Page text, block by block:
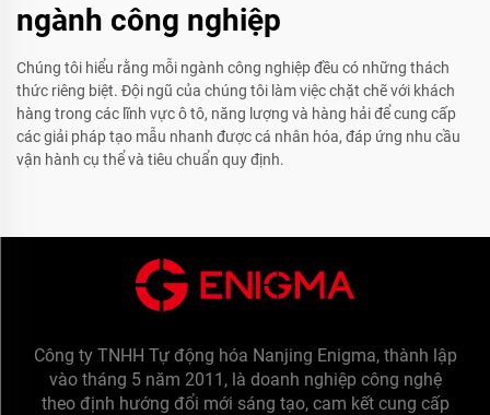
ngành công nghiệp
Chúng tôi hiểu rằng mỗi ngành công nghiệp đều có những thách
thức riêng biệt. Đội ngũ của chúng tôi làm việc chặt chẽ với khách
hàng trong các lĩnh vực ô tô, năng lượng và hàng hải để cung cấp
các giải pháp tạo mẫu nhanh được cá nhân hóa, đáp ứng nhu cầu
vận hành cụ thể và tiêu chuẩn quy định.
Công ty TNHH Tự động hóa Nanjing Enigma, thành lập
vào tháng 5 năm 2011, là doanh nghiệp công nghệ
theo định hướng đổi mới sáng tạo, cam kết cung cấp